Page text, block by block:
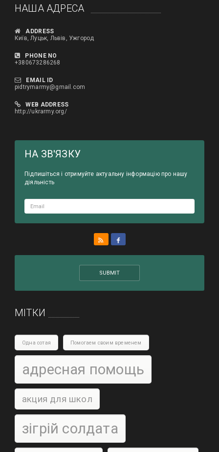
HАША АДРЕСА
ADDRESS
Київ, Луцьк, Львів, Ужгород
PHONE NO
+380673286268
EMAIL ID
pidtrymarmy@gmail.com
WEB ADDRESS
http://ukrarmy.org/
HА ЗВ'ЯЗКУ
Підпишіться і отримуйте актуальну інформацію про нашу
діяльність
МІТКИ
Одна сотая Помогаем своим временем
адресная помощь
акция для школ
зігрій солдата